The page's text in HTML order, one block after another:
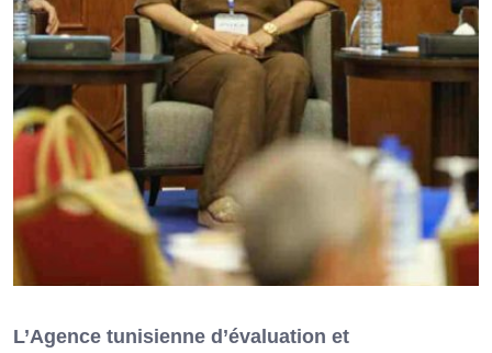
L’Agence tunisienne d’évaluation et